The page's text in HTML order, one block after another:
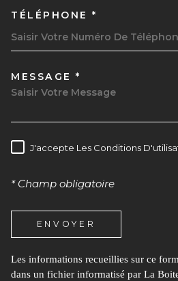
TÉLÉPHONE *
MESSAGE *
J'accepte Les Conditions
* Champ obligatoire
ENVOYER
Les informations recueillies sur ce
dans un fichier informatisé par La